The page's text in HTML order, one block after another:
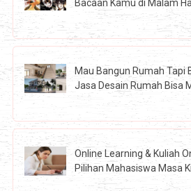
Bacaan Kamu di Malam
Mau Bangun Rumah Tapi
Jasa Desain Rumah Bisa
Online Learning & Kuliah
Pilihan Mahasiswa Masa